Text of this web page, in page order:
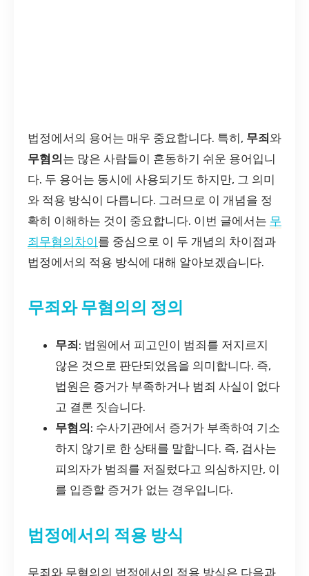
법정에서의 용어는 매우 중요합니다. 특히, 무죄 와
무혐의 는 많은 사람들이 혼동하기 쉬운 용어입니
다. 두 용어는 동시에 사용되기도 하지만, 그 의미
와 적용 방식이 다릅니다. 그러므로 이 개념을 정
확히 이해하는 것이 중요합니다. 이번 글에서는 무
죄무혐의차이 를 중심으로 이 두 개념의 차이점과
법정에서의 적용 방식에 대해 알아보겠습니다.
무죄와 무혐의의 정의
무죄: 법원에서 피고인이 범죄를 저지르지
않은 것으로 판단되었음을 의미합니다. 즉,
법원은 증거가 부족하거나 범죄 사실이 없다
고 결론 짓습니다.
무혐의: 수사기관에서 증거가 부족하여 기소
하지 않기로 한 상태를 말합니다. 즉, 검사는
피의자가 범죄를 저질렀다고 의심하지만, 이
를 입증할 증거가 없는 경우입니다.
법정에서의 적용 방식
무죄와 무혐의의 법정에서의 적용 방식은 다음과